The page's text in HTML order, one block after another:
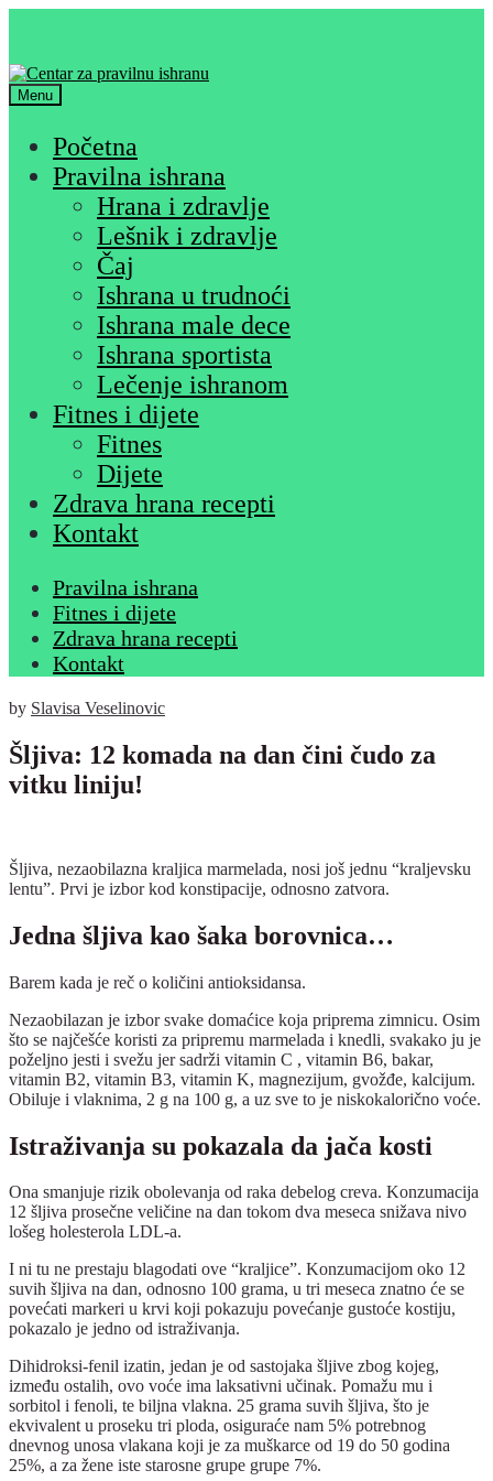
Menu
Početna
Pravilna ishrana
Hrana i zdravlje
Lešnik i zdravlje
Čaj
Ishrana u trudnoći
Ishrana male dece
Ishrana sportista
Lečenje ishranom
Fitnes i dijete
Fitnes
Dijete
Zdrava hrana recepti
Kontakt
Pravilna ishrana
Fitnes i dijete
Zdrava hrana recepti
Kontakt
by Slavisa Veselinovic
Šljiva: 12 komada na dan čini čudo za
vitku liniju!
Šljiva, nezaobilazna kraljica marmelada, nosi još jednu “kraljevsku
lentu”. Prvi je izbor kod konstipacije, odnosno zatvora.
Jedna šljiva kao šaka borovnica…
Barem kada je reč o količini antioksidansa.
Nezaobilazan je izbor svake domaćice koja priprema zimnicu. Osim
što se najčešće koristi za pripremu marmelada i knedli, svakako ju je
poželjno jesti i svežu jer sadrži vitamin C , vitamin B6, bakar,
vitamin B2, vitamin B3, vitamin K, magnezijum, gvožđe, kalcijum.
Obiluje i vlaknima, 2 g na 100 g, a uz sve to je niskokalorično voće.
Istraživanja su pokazala da jača kosti
Ona smanjuje rizik obolevanja od raka debelog creva. Konzumacija
12 šljiva prosečne veličine na dan tokom dva meseca snižava nivo
lošeg holesterola LDL-a.
I ni tu ne prestaju blagodati ove “kraljice”. Konzumacijom oko 12
suvih šljiva na dan, odnosno 100 grama, u tri meseca znatno će se
povećati markeri u krvi koji pokazuju povećanje gustoće kostiju,
pokazalo je jedno od istraživanja.
Dihidroksi-fenil izatin, jedan je od sastojaka šljive zbog kojeg,
između ostalih, ovo voće ima laksativni učinak. Pomažu mu i
sorbitol i fenoli, te biljna vlakna. 25 grama suvih šljiva, što je
ekvivalent u proseku tri ploda, osiguraće nam 5% potrebnog
dnevnog unosa vlakana koji je za muškarce od 19 do 50 godina
25%, a za žene iste starosne grupe grupe 7%.